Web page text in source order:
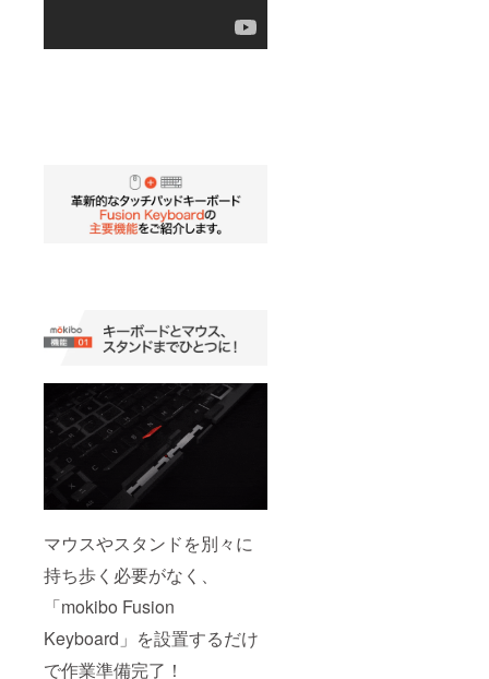
マウスやスタンドを別々に
持ち歩く必要がなく、
「mokibo Fusion
Keyboard」を設置するだけ
で作業準備完了！